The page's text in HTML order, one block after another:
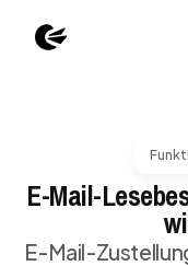
E-Mail-
E-Mail-